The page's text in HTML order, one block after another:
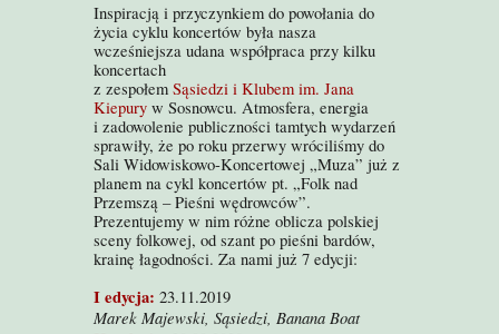
Inspiracją i przyczynkiem do powołania do
życia cyklu koncertów była nasza
wcześniejsza udana współpraca przy kilku
koncertach
z zespołemSąsiedzi i Klubem im. Jana
Kiepury w Sosnowcu. Atmosfera, energia
i zadowolenie publiczności tamtych wydarzeń
sprawiły, że po roku przerwy wróciliśmy do
Sali Widowiskowo-Koncertowej „Muza” już z
planem na cykl koncertów pt. „Folk nad
Przemszą – Pieśni wędrowców”.
Prezentujemyw nim różne oblicza polskiej
sceny folkowej, od szant po pieśni bardów,
krainę łagodności. Za nami już 7 edycji:
I edycja: 23.11.2019
Marek Majewski, Sąsiedzi, Banana Boat